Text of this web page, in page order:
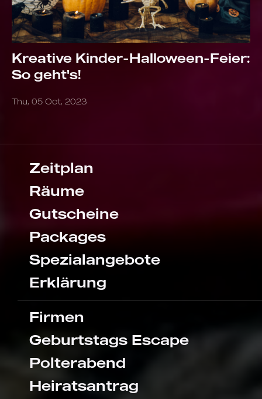
Kreative Kinder-Halloween-Feier:
So geht's!
Thu, 05 Oct, 2023
Zeitplan
Räume
Gutscheine
Packages
Spezialangebote
Erklärung
Firmen
Geburtstags Escape
Polterabend
Heiratsantrag